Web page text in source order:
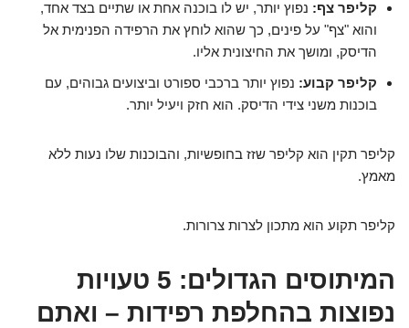
קליפר צף: נפוץ יותר, יש לו בוכנה אחת או שתיים בצד אחד,
והוא "צף" על פינים, כך שהוא לוחץ את הרפידה הפנימית אל
הדיסק, ומושך את החיצונית אליו.
קליפר קבוע: נפוץ יותר ברכבי ספורט וביצועים גבוהים, עם
בוכנות משני צידי הדיסק. הוא חזק ויעיל יותר.
קליפר תקין הוא קליפר שזז בחופשיות, והבוכנות שלו נעות ללא
מאמץ.
קליפר תקוע הוא מתכון לצרות צרורות.
המיתוסים הגדולים: 5 טעויות
נפוצות בהחלפת רפידות – ואתם